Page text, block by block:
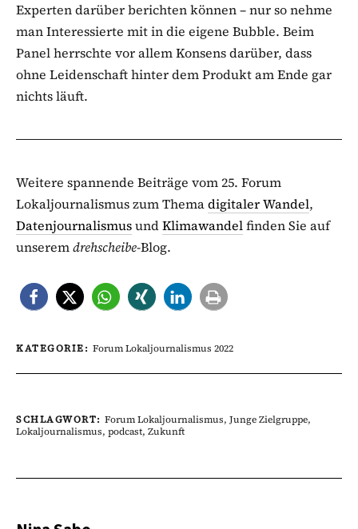
Experten darüber berichten können – nur so nehme
man Interessierte mit in die eigene Bubble. Beim
Panel herrschte vor allem Konsens darüber, dass
ohne Leidenschaft hinter dem Produkt am Ende gar
nichts läuft.
Weitere spannende Beiträge vom 25. Forum
Lokaljournalismus zum Themadigitaler Wandel,
DatenjournalismusundKlimawandelfinden Sie auf
unseremdrehscheibe-Blog.
KATEGORIE: Forum Lokaljournalismus 2022
SCHLAGWORT: Forum Lokaljournalismus, Junge Zielgruppe,
Lokaljournalismus, podcast, Zukunft